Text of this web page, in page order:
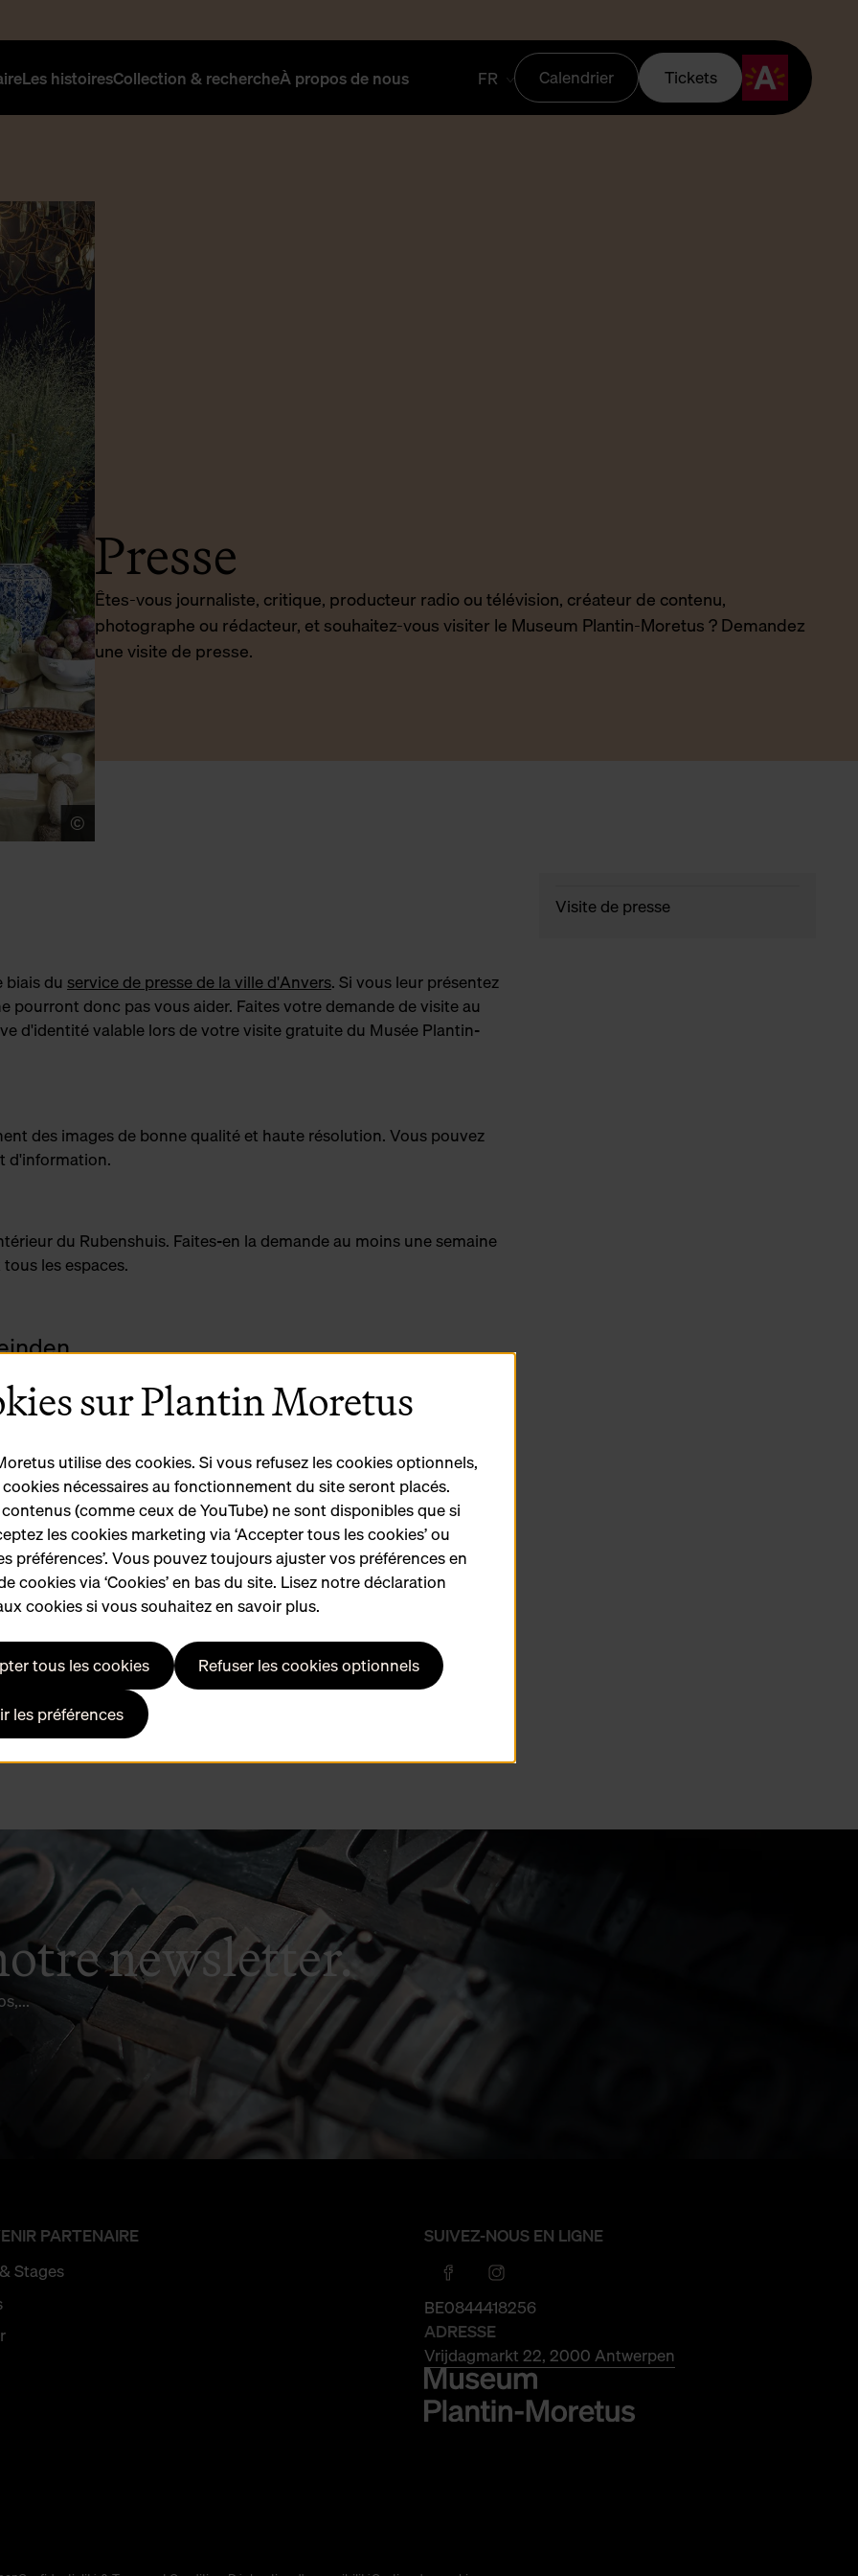
Les histoiresCollection & rechercheÀ propos de nous FR Calendrier Tickets
Presse
Êtes-vous journaliste, critique, producteur radio ou télévision, créateur de contenu,
photographe ou rédacteur, et souhaitez-vous visiter le Museum Plantin-Moretus ? Demandez
une visite de presse.
©
du service de presse de la ville d'Anvers. Si vous leur présentez
pourront donc pas vous aider. Faites votre demande de visite au
d'identité valable lors de votre visite gratuite du Musée Plantin-
des images de bonne qualité et haute résolution. Vous pouvez
d'information.
du Rubenshuis. Faites-en la demande au moins une semaine
les espaces.
prendre rendez-vous à l'avance afin de choisir ensemble le
peut s'insérer dans le calendrier des activités prévues.
préparations(changements de costumes ou maquillage).
Brabo et Groenplaats se situent à proximité.
trouverez un grand nombre d'établissements dans les environs.
pour un usage commercial ? Envoyez-nous votre
.
Visite de presse
newsletter.
PARTENAIRE
Stages
SUIVEZ-NOUS EN LIGNE
BE0844418256
ADRESSE
Vrijdagmarkt 22, 2000 Antwerpen
sur Plantin Moretus
utilise des cookies. Si vous refusez les cookies optionnels,
nécessaires au fonctionnement du site seront placés.
(comme ceux de YouTube) ne sont disponibles que si
les cookies marketing via ‘Accepter tous les cookies’ ou
préférences’. Vous pouvez toujours ajuster vos préférences en
cookies via ‘Cookies’ en bas du site. Lisez notre déclaration
cookies si vous souhaitez en savoir plus.
tous les cookies
Refuser les cookies optionnels
les préférences